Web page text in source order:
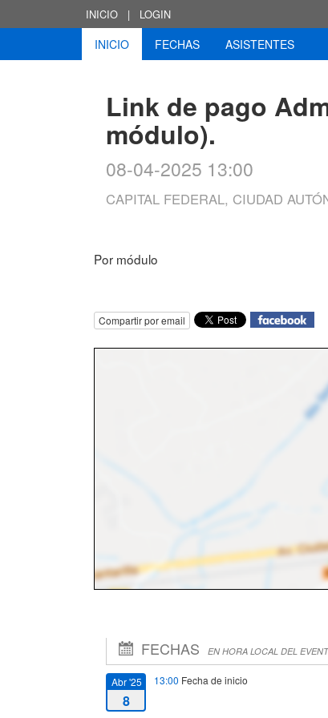
INICIO | LOGIN
INICIO FECHAS ASISTENTES
Link de pago
módulo).
08-04-2025 13:00
CAPITAL FEDERAL, CIUDAD
Por módulo
Compartir por email
FECHAS EN HORA LOCAL DEL
Abr '25
8
13:00 Fecha de inicio